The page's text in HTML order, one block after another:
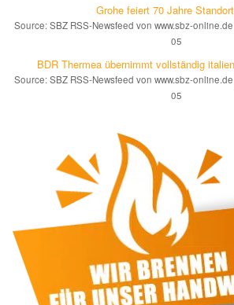
Grohe feiert 70 Jahre
Source: SBZ RSS-Newsfeed von www.sbz-online.de
05
BDR Thermea übernimmt vollständig
Source: SBZ RSS-Newsfeed von www.sbz-online.de
05